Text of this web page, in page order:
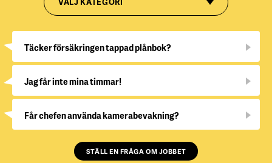
Täcker försäkringen tappad plånbok?
Jag får inte mina timmar!
Får chefen använda kamerabevakning?
STÄLL EN FRÅGA OM JOBBET